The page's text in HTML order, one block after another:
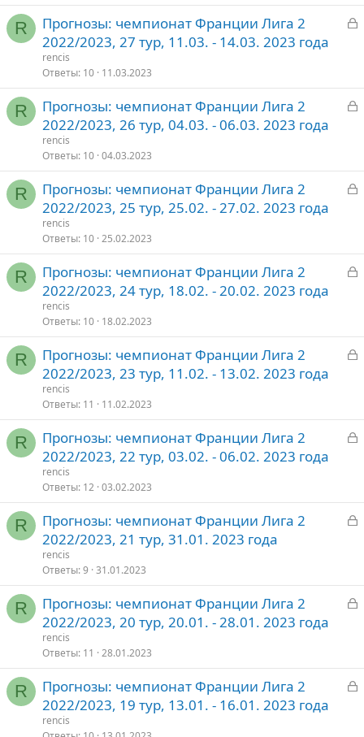
т
R
З
т
Прогнозы: чемпионат Франции Лига 2
2022/2023, 27 тур, 11.03. - 14.03. 2023 года
rencis
Ответы 10 11.03.2023
R
З
т
Прогнозы: чемпионат Франции Лига 2
2022/2023, 26 тур, 04.03. - 06.03. 2023 года
rencis
Ответы 10 04.03.2023
R
З
т
Прогнозы: чемпионат Франции Лига 2
2022/2023, 25 тур, 25.02. - 27.02. 2023 года
rencis
Ответы 10 25.02.2023
R
З
т
Прогнозы: чемпионат Франции Лига 2
2022/2023, 24 тур, 18.02. - 20.02. 2023 года
rencis
Ответы 10 18.02.2023
R
З
т
Прогнозы: чемпионат Франции Лига 2
2022/2023, 23 тур, 11.02. - 13.02. 2023 года
rencis
Ответы 11 11.02.2023
R
З
т
Прогнозы: чемпионат Франции Лига 2
2022/2023, 22 тур, 03.02. - 06.02. 2023 года
rencis
Ответы 12 03.02.2023
R
З
т
Прогнозы: чемпионат Франции Лига 2
2022/2023, 21 тур, 31.01. 2023 года
rencis
Ответы 9 31.01.2023
R
З
т
Прогнозы: чемпионат Франции Лига 2
2022/2023, 20 тур, 20.01. - 28.01. 2023 года
rencis
Ответы 11 28.01.2023
R
З
Прогнозы: чемпионат Франции Лига 2
2022/2023, 19 тур, 13.01. - 16.01. 2023 года
rencis